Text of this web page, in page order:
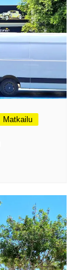
Matkailu